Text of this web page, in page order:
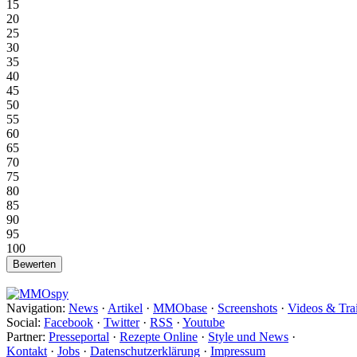
15
20
25
30
35
40
45
50
55
60
65
70
75
80
85
90
95
100
Navigation: News · Artikel · MMObase · Screenshots · Videos &
Social: Facebook · Twitter· RSS · Youtube
Partner: Presseportal · Rezepte Online · Style und News ·
Kontakt · Jobs · Datenschutzerklärung · Impressum